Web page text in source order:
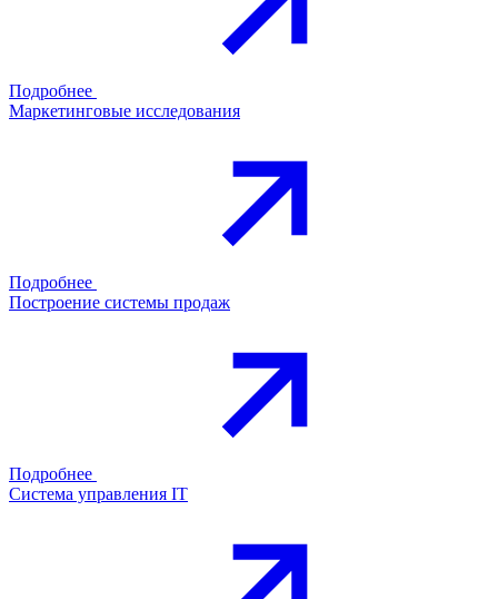
Подробнее
Маркетинговые исследования
Подробнее
Построение системы продаж
Подробнее
Система управления IT